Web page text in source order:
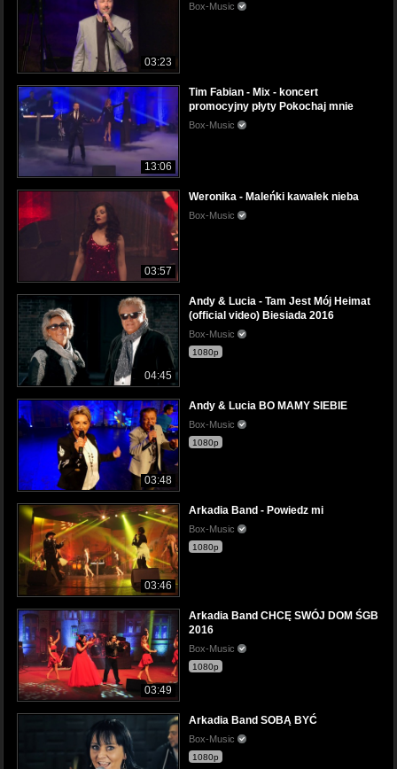
03:23
Box-Music
13:06
Tim Fabian - Mix - koncert
promocyjny płyty Pokochaj mnie
Box-Music
03:57
Weronika - Maleńki kawałek nieba
Box-Music
04:45
Andy & Lucia - Tam Jest Mój Heimat
(official video) Biesiada 2016
Box-Music
1080p
03:48
Andy & Lucia BO MAMY SIEBIE
Box-Music
1080p
03:46
Arkadia Band - Powiedz mi
Box-Music
1080p
03:49
Arkadia Band CHCĘ SWÓJ DOM ŚGB
2016
Box-Music
1080p
Arkadia Band SOBĄ BYĆ
Box-Music
1080p